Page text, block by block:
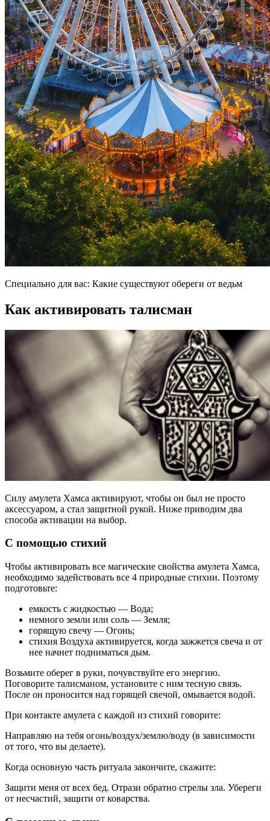
Специально для вас: Какие существуют обереги от ведьм
Как активировать талисман
Силу амулета Хамса активируют, чтобы он был не просто
аксессуаром, а стал защитной рукой. Ниже приводим два
способа активации на выбор.
С помощью стихий
Чтобы активировать все магические свойства амулета Хамса,
необходимо задействовать все 4 природные стихии. Поэтому
подготовьте:
емкость с жидкостью — Вода;
немного земли или соль — Земля;
горящую свечу — Огонь;
стихия Воздуха активируется, когда зажжется свеча и от
нее начнет подниматься дым.
Возьмите оберег в руки, почувствуйте его энергию.
Поговорите талисманом, установите с ним тесную связь.
После он проносится над горящей свечой, омывается водой.
При контакте амулета с каждой из стихий говорите:
Направляю на тебя огонь/воздух/землю/воду (в зависимости
от того, что вы делаете).
Когда основную часть ритуала закончите, скажите:
Защити меня от всех бед. Отрази обратно стрелы зла. Убереги
от несчастий, защити от коварства.